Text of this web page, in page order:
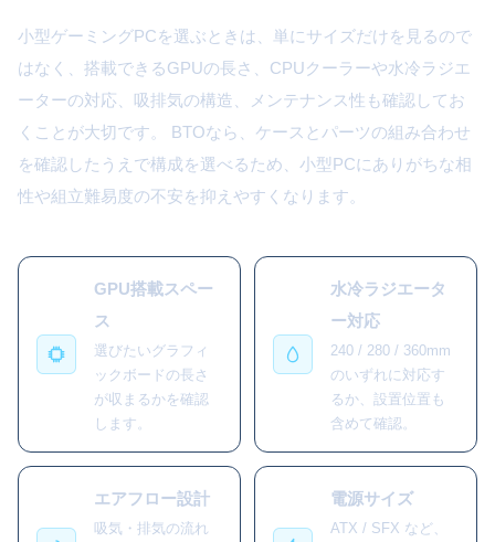
小型ゲーミングPCを選ぶときは、単にサイズだけを見るので
はなく、搭載できるGPUの長さ、CPUクーラーや水冷ラジエ
ーターの対応、吸排気の構造、メンテナンス性も確認してお
くことが大切です。 BTOなら、ケースとパーツの組み合わせ
を確認したうえで構成を選べるため、小型PCにありがちな相
性や組立難易度の不安を抑えやすくなります。
GPU搭載スペー
ス
選びたいグラフィ
ックボードの長さ
が収まるかを確認
します。
水冷ラジエータ
ー対応
240 / 280 / 360mm
のいずれに対応す
るか、設置位置も
含めて確認。
エアフロー設計
吸気・排気の流れ
電源サイズ
ATX / SFX など、